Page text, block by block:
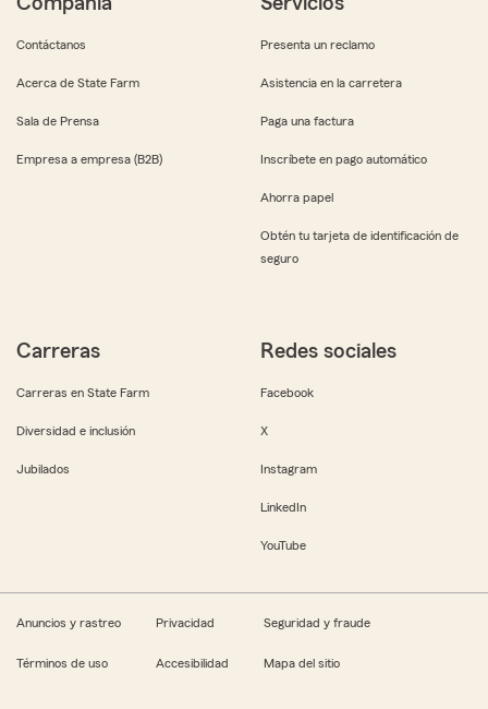
Contáctanos
Acerca de State Farm
Sala de Prensa
Empresa a empresa (B2B)
Presenta un reclamo
Asistencia en la carretera
Paga una factura
Inscríbete en pago automático
Ahorra papel
Obtén tu tarjeta de identificación de
seguro
Carreras
Carreras en State Farm
Diversidad e inclusión
Jubilados
Redes sociales
Facebook
X
Instagram
LinkedIn
YouTube
Anuncios y rastreo Privacidad Seguridad y fraude
Términos de uso Accesibilidad Mapa del sitio